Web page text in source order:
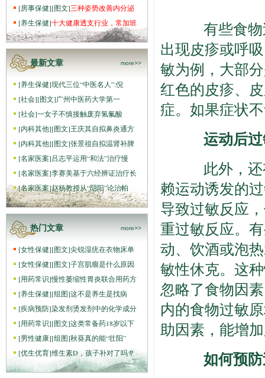
[房事保健][图文]三种姿势改善内分泌
[养生保健]十大健康透支行业，常加班
最新文章 more>>
[养生保健]现代三位“中医名人”:倪
[社会][图文]广州中医药大学第一
[社会]一女子不慎接触废弃氢氟酸
[内科其他][图文]王庆其自拟鼻炎通方
[内科其他][图文]张景祖自拟温肾补脾
[名家医案]吕志平运用“和法”治疗慢
[名家医案]李赛美基于六经辨证治疗长
[名家医案]赵杨教授从“阴阳”论治帕
热门文章 more>>
[女性保健][图文]尖锐湿疣在衣物床单
[女性保健][图文]子宫肌瘤是什么原因
[用药常识]慢性萎缩性胃炎联合用药方
[养生保健][组图]这不是养生是找病
[疾病预防]染发剂烫发剂中的化学成分
[用药常识][图文]这类常备药18岁以下
[男性健康][组图]秋葵真的能“壮阳”
[优生优育]维生素D，孩子补对了吗？
有些食物
出现皮疹或呼
敏为例，大部
红色的皮疹、
症。如果症状
运动后过
此外，还
赖运动诱发的
导致过敏反应
重过敏反应。
动、饮酒或泡
敏性休克。这
忽略了食物因
内的食物过敏
助因素，能增
如何预防